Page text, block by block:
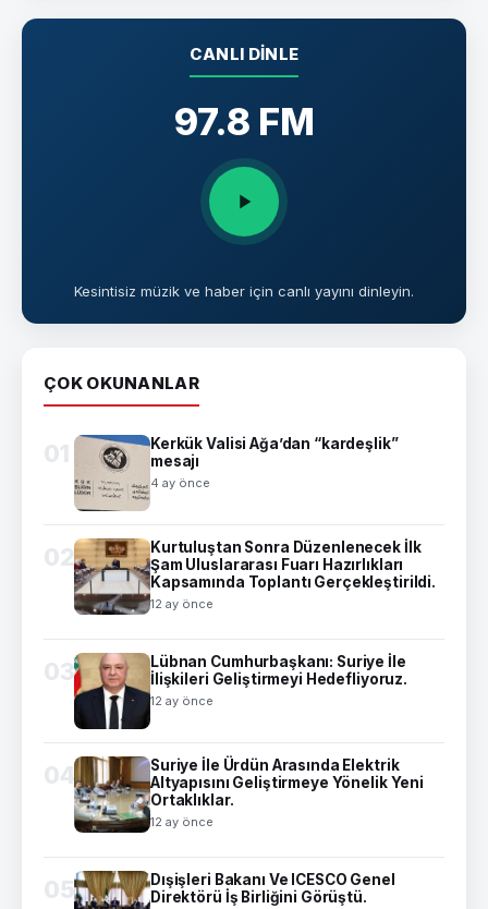
CANLI DINLE
97.8 FM
Kesintisiz müzik ve haber için canlı yayını dinleyin.
ÇOK OKUNANLAR
01
Kerkük Valisi Ağa’dan “kardeşlik”
mesajı
4 ay önce
02
Kurtuluştan Sonra Düzenlenecek İlk
Şam Uluslararası Fuarı Hazırlıkları
Kapsamında Toplantı Gerçekleştirildi.
12 ay önce
03
Lübnan Cumhurbaşkanı: Suriye İle
İlişkileri Geliştirmeyi Hedefliyoruz.
12 ay önce
04
Suriye İle Ürdün Arasında Elektrik
Altyapısını Geliştirmeye Yönelik Yeni
Ortaklıklar.
12 ay önce
05
Dışişleri Bakanı Ve ICESCO Genel
Direktörü İş Birliğini Görüştü.